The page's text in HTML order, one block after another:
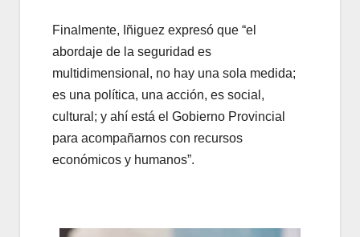
Finalmente, Iñiguez expresó que “el
abordaje de la seguridad es
multidimensional, no hay una sola medida;
es una política, una acción, es social,
cultural; y ahí está el Gobierno Provincial
para acompañarnos con recursos
económicos y humanos”.